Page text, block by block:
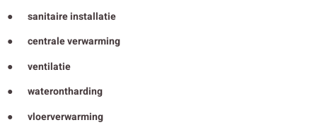
● sanitaire installatie
● centrale verwarming
● ventilatie
● waterontharding
● vloerverwarming